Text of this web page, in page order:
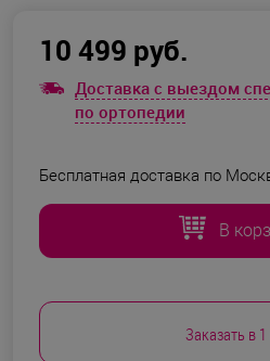
10 499 руб.
Доставка с выездом
по ортопедии
Бесплатная доставка по
В
Заказать в